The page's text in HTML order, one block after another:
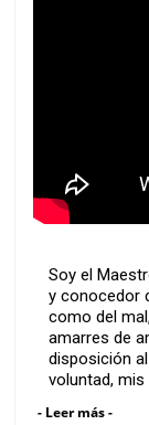
Soy el
y conocedor
como del
amarres de
disposición
voluntad,
- Leer más -